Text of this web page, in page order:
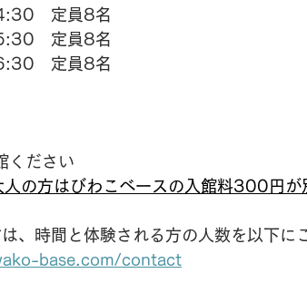
　定員8名
　定員8名
　定員8名
ください
の方はびわこベースの入館料300円が
、時間と体験される方の人数を以下に
base.com/contact